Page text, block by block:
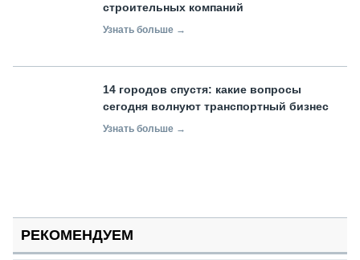
строительных компаний
Узнать больше →
14 городов спустя: какие вопросы
сегодня волнуют транспортный бизнес
Узнать больше →
РЕКОМЕНДУЕМ